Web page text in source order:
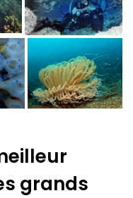
grands